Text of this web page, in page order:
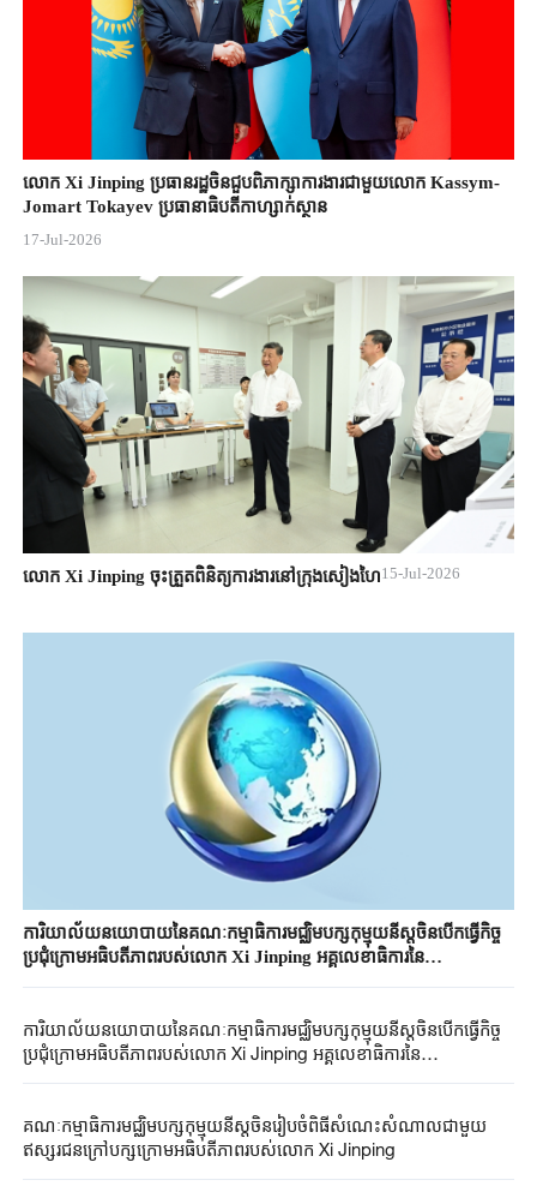
លោក Xi Jinping ប្រធានរដ្ឋចិន​ជួបពិភាក្សា​ការងារជាមួយ​លោក Kassym-
Jomart ​Tokayev ​ប្រធានាធិបតី​កាហ្សាក់ស្ថាន​
17-Jul-2026
លោក Xi Jinping ចុះត្រួតពិនិត្យការងារនៅក្រុងសៀងហៃ15-Jul-2026
ការិយាល័យនយោបាយនៃគណៈកម្មាធិការមជ្ឈិមបក្សកុម្មុយនីស្តចិនបើកធ្វើកិច្ច
ប្រជុំក្រោមអធិបតីភាពរបស់លោក Xi Jinping អគ្គលេខាធិការនៃ
ការិយាល័យនយោបាយនៃគណៈកម្មាធិការមជ្ឈិមបក្សកុម្មុយនីស្តចិនបើកធ្វើកិច្ច
ប្រជុំក្រោមអធិបតីភាពរបស់លោក Xi Jinping អគ្គលេខាធិការនៃ
គណៈកម្មាធិការមជ្ឈិមបក្សកុម្មុយនីស្តចិនរៀបចំពិធីសំណេះសំណាលជាមួយ